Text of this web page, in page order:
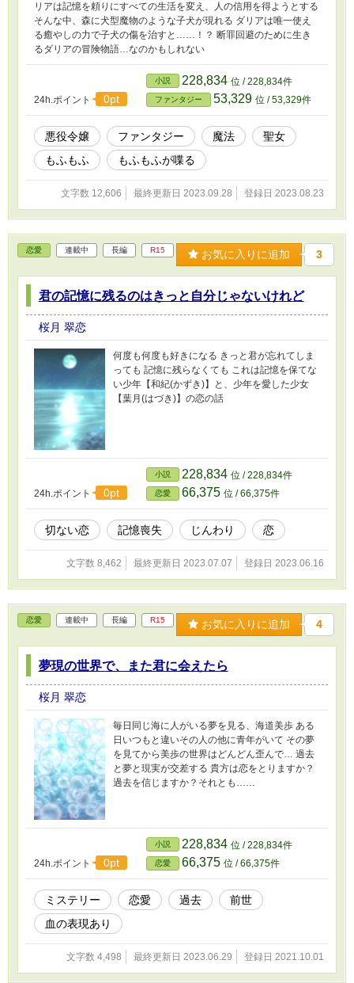
リアは記憶を頼りにすべての生活を変え、人の信用を得ようとする
そんな中、森に犬型魔物のような子犬が現れる ダリアは唯一使え
る癒やしの力で子犬の傷を治すと……！？ 断罪回避のために生き
るダリアの冒険物語…なのかもしれない
24h.ポイント 0pt
小説 228,834 位 / 228,834件
ファンタジー 53,329 位 / 53,329件
悪役令嬢 ファンタジー 魔法
聖女
もふもふ
もふもふが喋る
文字数 12,606 最終更新日 2023.09.28 登録日 2023.08.23
恋愛 連載中 長編 R15 お気に入りに追加 3
君の記憶に残るのはきっと自分じゃないけれど
桜月 翠恋
何度も何度も好きになる きっと君が忘れてしま
っても 記憶に残らなくても これは記憶を保てな
い少年【和紀(かずき)】と、少年を愛した少女
【葉月(はづき)】の恋の話
24h.ポイント 0pt
小説 228,834 位 / 228,834件
恋愛 66,375 位 / 66,375件
切ない恋 記憶喪失 じんわり 恋
文字数 8,462 最終更新日 2023.07.07 登録日 2023.06.16
恋愛 連載中 長編 R15 お気に入りに追加 4
夢現の世界で、また君に会えたら
桜月 翠恋
毎日同じ海に人がいる夢を見る、海道美歩 ある
日いつもと違いその人の他に青年がいて その夢
を見てから美歩の世界はどんどん歪んで… 過去
と夢と現実が交差する 貴方は恋をとりますか？
過去を信じますか？それとも……
24h.ポイント 0pt
小説 228,834 位 / 228,834件
恋愛 66,375 位 / 66,375件
ミステリー 恋愛 過去
前世
血の表現あり
文字数 4,498 最終更新日 2023.06.29 登録日 2021.10.01